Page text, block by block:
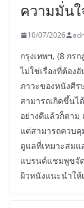
ความมั่นใ
10/07/2026
กรุงเทพฯ, (8 กร
ไม่ใช่เรื่องที่ต้อง
ภาวะของหนังศีร
สามารถเกิดขึ้นไ
อย่างดีแล้วก็ตาม
แต่สามารถควบคุ
ดูแลที่เหมาะสมแ
แบรนด์แชมพูขจั
ผิวหนังแนะนำให้